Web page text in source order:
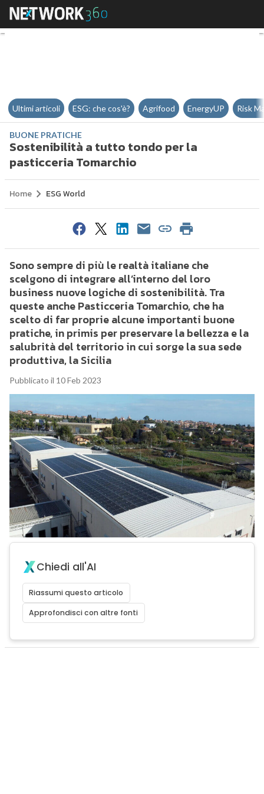
Sostenibilità a tutto tondo per
Ultimi articoli ESG: che cos'è? Agrifood EnergyUP Risk
BUONE PRATICHE
Sostenibilità a tutto tondo per la
pasticceria Tomarchio
Home ESG World
Sono sempre di più le realtà italiane che
scelgono di integrare all’interno del loro
business nuove logiche di sostenibilità. Tra
queste anche Pasticceria Tomarchio, che ha
scelto di far proprie alcune importanti buone
pratiche, in primis per preservare la bellezza e la
salubrità del territorio in cui sorge la sua sede
produttiva, la Sicilia
Pubblicato il 10 Feb 2023
Chiedi all'AI
Riassumi questo articolo
Approfondisci con altre fonti